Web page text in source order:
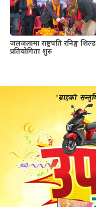
जलजलामा राष्ट्रपति रनिङ्ग शिल्ड
प्रतियोगिता शुरु